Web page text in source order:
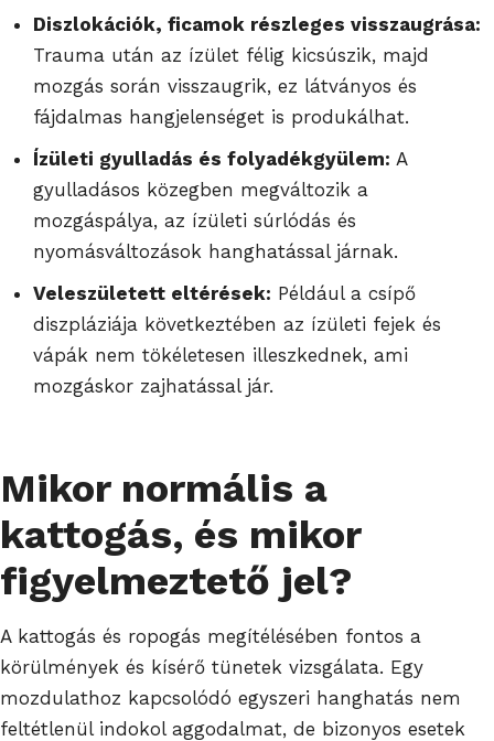
Diszlokációk, ficamok részleges visszaugrása:
Trauma után az ízület félig kicsúszik, majd
mozgás során visszaugrik, ez látványos és
fájdalmas hangjelenséget is produkálhat.
Ízületi gyulladás és folyadékgyülem: A
gyulladásos közegben megváltozik a
mozgáspálya, az ízületi súrlódás és
nyomásváltozások hanghatással járnak.
Veleszületett eltérések: Például a csípő
diszpláziája következtében az ízületi fejek és
vápák nem tökéletesen illeszkednek, ami
mozgáskor zajhatással jár.
Mikor normális a
kattogás, és mikor
figyelmeztető jel?
A kattogás és ropogás megítélésében fontos a
körülmények és kísérő tünetek vizsgálata. Egy
mozdulathoz kapcsolódó egyszeri hanghatás nem
feltétlenül indokol aggodalmat, de bizonyos esetek